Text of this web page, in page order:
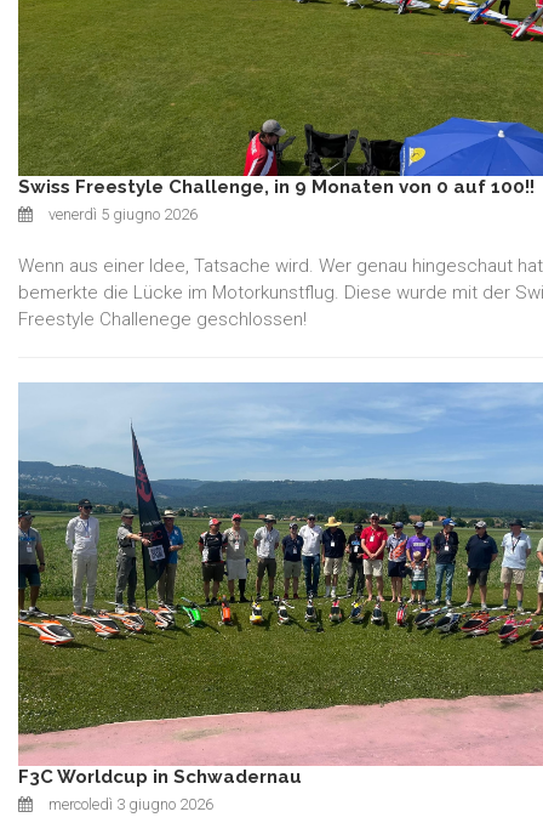
Swiss Freestyle Challenge, in 9 Monaten von 0 auf 100!!
venerdì 5 giugno 2026
Wenn aus einer Idee, Tatsache wird. Wer genau hingeschaut
bemerkte die Lücke im Motorkunstflug. Diese wurde mit der
Freestyle Challenege geschlossen!
F3C Worldcup in Schwadernau
mercoledì 3 giugno 2026